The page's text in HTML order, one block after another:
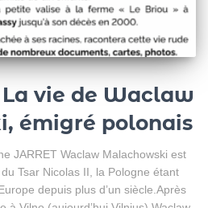
La vie de Waclaw
émigré polonais
JARRET Waclaw Malachowski est
Tsar Nicolas II, la Pologne étant
depuis plus d’un siècle.Après